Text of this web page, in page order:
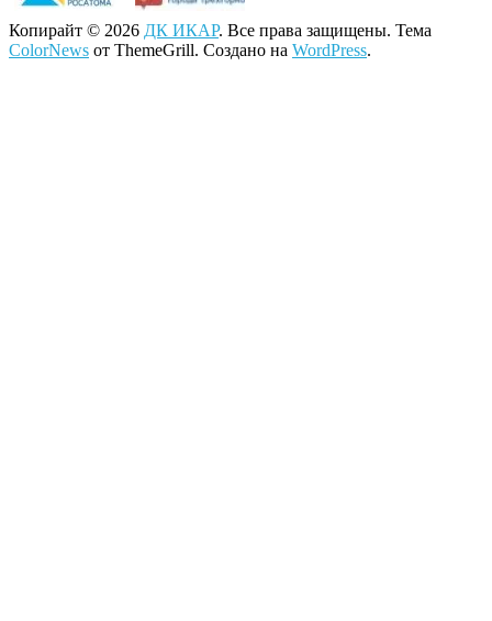
Копирайт © 2026 ДК ИКАР. Все права защищены. Тема
ColorNews от ThemeGrill. Создано на WordPress.